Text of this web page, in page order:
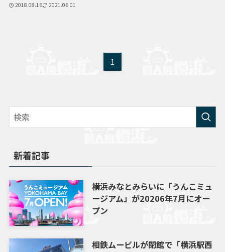
2018.08.16 2021.06.01
1
新着記事
横浜みなとみらいに「うんこミュ
ージアム」が20206年7月にオー
プン
相鉄ムービルが閉館で「横浜駅西